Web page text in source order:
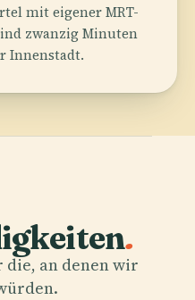
mit eigener MRT-
zwanzig Minuten
Innenstadt.
.
die, an denen wir